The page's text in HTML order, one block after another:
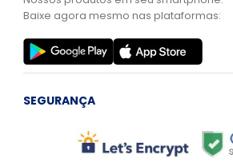
Baixe agora mesmo nas plataformas:
SEGURANÇA